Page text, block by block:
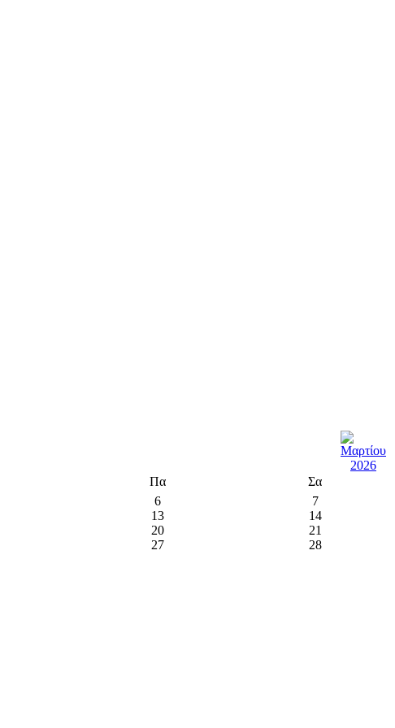
Πα
Σα
6
7
13
14
20
21
27 28